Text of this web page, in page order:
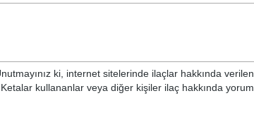
ki, internet sitelerinde ilaçlar hakkında verilen
kullananlar veya diğer kişiler ilaç hakkında yorum